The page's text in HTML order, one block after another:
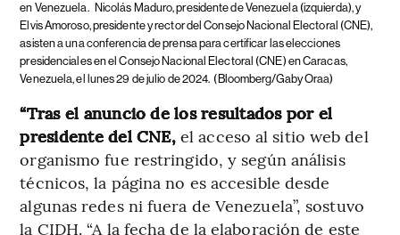
en Venezuela. Nicolás Maduro, presidente de Venezuela (izquierda), y
Elvis Amoroso, presidente y rector del Consejo Nacional Electoral (CNE),
asisten a una conferencia de prensa para certificar las elecciones
presidenciales en el Consejo Nacional Electoral (CNE) en Caracas,
Venezuela, el lunes 29 de julio de 2024. (Bloomberg/Gaby Oraa)
“Tras el anuncio de los resultados por el
presidente del CNE,el acceso al sitio web del
organismo fue restringido, y según análisis
técnicos, la página no es accesible desde
algunas redes ni fuera de Venezuela”, sostuvo
la CIDH. “A la fecha de la elaboración de este